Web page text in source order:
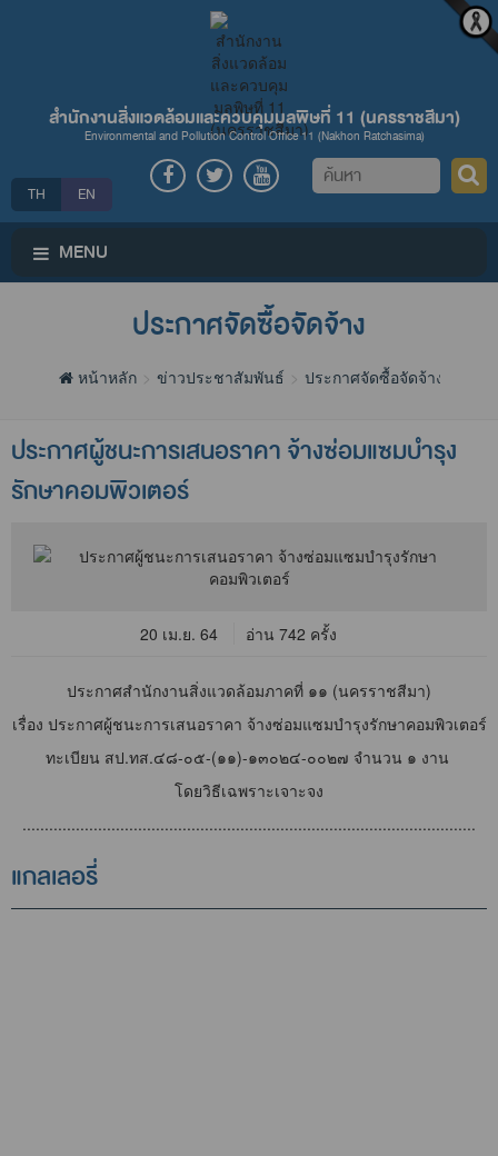
สำนักงานสิ่งแวดล้อมและควบคุมมลพิษที่ 11 (นครราชสีมา)
Environmental and Pollution Control Office 11 (Nakhon Ratchasima)
TH EN
ค้นหา
MENU
ประกาศจัดซื้อจัดจ้าง
หน้าหลัก ข่าวประชาสัมพันธ์ ประกาศจัดซื้อจัดจ้าง
ประกาศผู้ชนะการเสนอราคา จ้างซ่อมแซมบำรุง
รักษาคอมพิวเตอร์
20 เม.ย. 64 อ่าน 742 ครั้ง
ประกาศสำนักงานสิ่งแวดล้อมภาคที่ ๑๑ (นครราชสีมา)
เรื่อง ประกาศผู้ชนะการเสนอราคา จ้างซ่อมแซมบำรุงรักษาคอมพิวเตอร์
ทะเบียน สป.ทส.๔๘-๐๕-(๑๑)-๑๓๐๒๔-๐๐๒๗ จำนวน ๑ งาน
โดยวิธีเฉพราะเจาะจง
......................................................................................................
แกลเลอรี่